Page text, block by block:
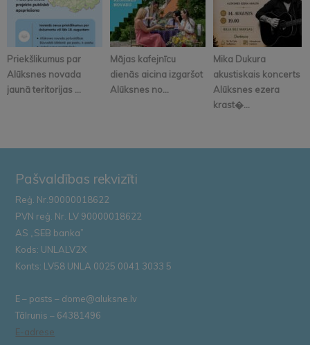
Priekšlikumus par
Alūksnes novada
jaunā teritorijas ...
Mājas kafejnīcu
dienās aicina izgaršot
Alūksnes no...
Mika Dukura
akustiskais koncerts
Alūksnes ezera
krast�...
Pašvaldības rekvizīti
Reģ. Nr.90000018622
PVN reģ. Nr. LV 90000018622
AS „SEB banka”
Kods: UNLALV2X
Konts: LV58 UNLA 0025 0041 3033 5
E – pasts – dome@aluksne.lv
Tālrunis – 64381496
E-adrese